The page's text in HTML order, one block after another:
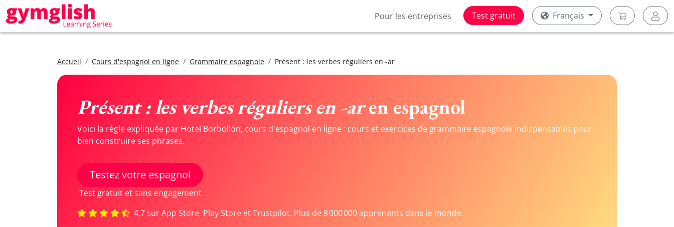
Pour les entreprises Test gratuit Français
Accueil Cours d'espagnol en ligne Grammaire espagnole Présent : les verbes réguliers en -ar
Présent : les verbes réguliers en -aren espagnol
Voici la règle expliquée par Hotel Borbollón, cours d'espagnol en ligne : cours et exercices de grammaire espagnole indispensables pour
bien construire ses phrases.
Testez votre espagnol
Test gratuit et sans engagement
4,7 sur App Store, Play Store et Trustpilot. Plus de 8 000 000 apprenants dans le monde.